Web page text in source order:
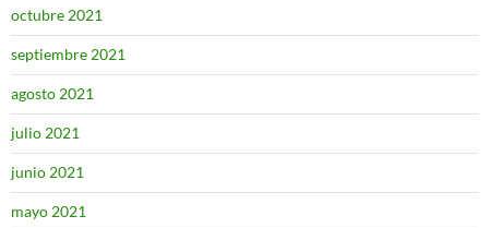
octubre 2021
septiembre 2021
agosto 2021
julio 2021
junio 2021
mayo 2021